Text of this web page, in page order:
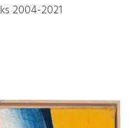
2004-2021